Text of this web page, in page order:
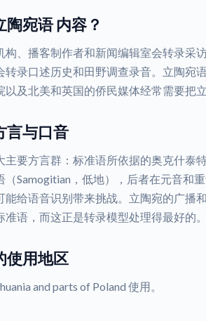
陶宛语 内容？
构、播客制作者和新闻编辑室会转录采
转录口述历史和田野调查录音。立陶宛
以及北美和英国的侨民媒体经常需要把
言与口音
主要方言群：标准语所依据的奥克什泰
（Samogitian，低地），后者在元音和
能给语音识别带来挑战。立陶宛的广播
语，而这正是转录模型处理得最好的。
使用地区
and parts of Poland 使用。